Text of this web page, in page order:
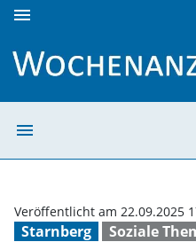
menu
menu
Starnberg Soziale
Veröffentlicht am 22.09.2025